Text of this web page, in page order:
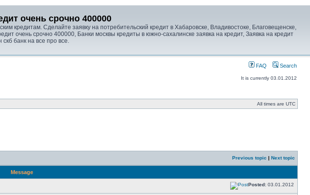
очень срочно 400000
кредитам. Сделайте заявку на потребительский кредит в Хабаровске, Владивостоке, Благовещенске,
очень срочно 400000, Банки москвы кредиты в южно-сахалинске заявка на кредит, Заявка на кредит
скб банк на все про все.
FAQ Search
It is currently 03.01.2012
All times are UTC
Previous topic | Next topic
Message
Posted: 03.01.2012